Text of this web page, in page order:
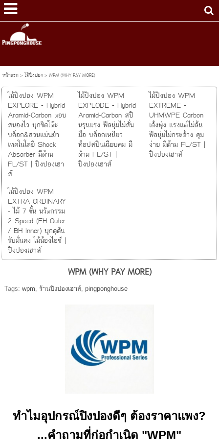
หน้าแรก>ไม้ปิงปอง > WPM (WHY PAY MORE)
ไม้ปิงปอง WPM
EXPLORE - Hybrid
Aramid-Carbon ตอบ
สนองไว บุกชิดโต๊ะ
บล็อก&สวนแม่นยำ
เทคโนโลยี Shock
Absorber มีด้าม
FL/ST | ปิงปองเฮา
ส์
ไม้ปิงปอง WPM
EXPLODE - Hybrid
Aramid-Carbon สปิ
นรุนแรง ฟีลนุ่มไม่สั่น
มือ บล็อกเหนียว
ท็อปสปินเฉียบคม มี
ด้าม FL/ST |
ปิงปองเฮาส์
ไม้ปิงปอง WPM
EXTREME -
UHMWPE Carbon
เด้งพุ่ง แรงแต่ไม่ล้น
ฟีลนุ่มไม่กระด้าง คุม
ง่าย มีด้าม FL/ST |
ปิงปองเฮาส์
ไม้ปิงปอง WPM
EXTRA ORDINARY
- ไม้ 7 ชั้น นวัตกรรม
2 Speed (FH Outer
/ BH Inner) บุกดุดัน
รับมั่นคง ไม้น้องไอซ์ |
ปิงปองเฮาส์
WPM (WHY PAY MORE)
Tags: wpm ร้านปิงปองเฮาส์, pingponghouse
ทำไมอุปกรณ์ปิงปองดีๆ ต้องราคาแพง?
...คำถามที่ก่อกำเนิด "WPM"